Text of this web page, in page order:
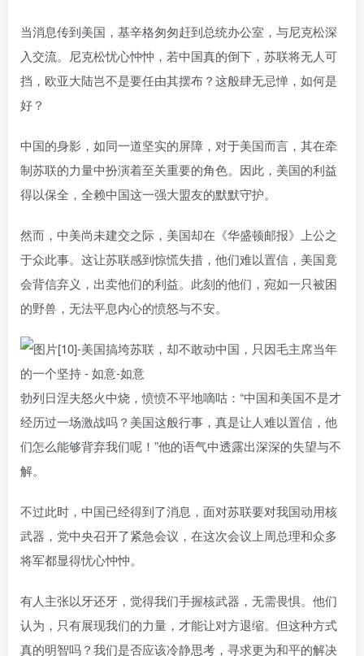
当消息传到美国，基辛格匆匆赶到总统办公室，与尼克松深
入交流。尼克松忧心忡忡，若中国真的倒下，苏联将无人可
挡，欧亚大陆岂不是要任由其摆布？这般肆无忌惮，如何是
好？
中国的身影，如同一道坚实的屏障，对于美国而言，其在牵
制苏联的力量中扮演着至关重要的角色。因此，美国的利益
得以保全，全赖中国这一强大盟友的默默守护。
然而，中美尚未建交之际，美国却在《华盛顿邮报》上公之
于众此事。这让苏联感到惊慌失措，他们难以置信，美国竟
会背信弃义，出卖他们的利益。此刻的他们，宛如一只被困
的野兽，无法平息内心的愤怒与不安。
勃列日涅夫怒火中烧，愤愤不平地嘀咕：“中国和美国不是才
经历过一场激战吗？美国这般行事，真是让人难以置信，他
们怎么能够背弃我们呢！”他的语气中透露出深深的失望与不
解。
不过此时，中国已经得到了消息，面对苏联要对我国动用核
武器，党中央召开了紧急会议，在这次会议上周总理和众多
将军都显得忧心忡忡。
有人主张以牙还牙，觉得我们手握核武器，无需畏惧。他们
认为，只有展现我们的力量，才能让对方退缩。但这种方式
真的明智吗？我们是否应该冷静思考，寻求更为和平的解决